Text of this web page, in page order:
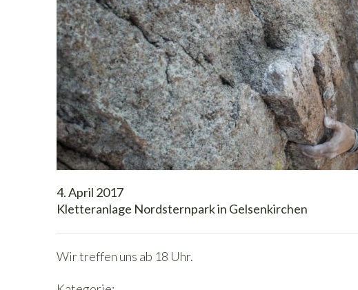
4. April 2017
Kletteranlage Nordsternpark in Gelsenkirchen
Wir treffen uns ab 18 Uhr.